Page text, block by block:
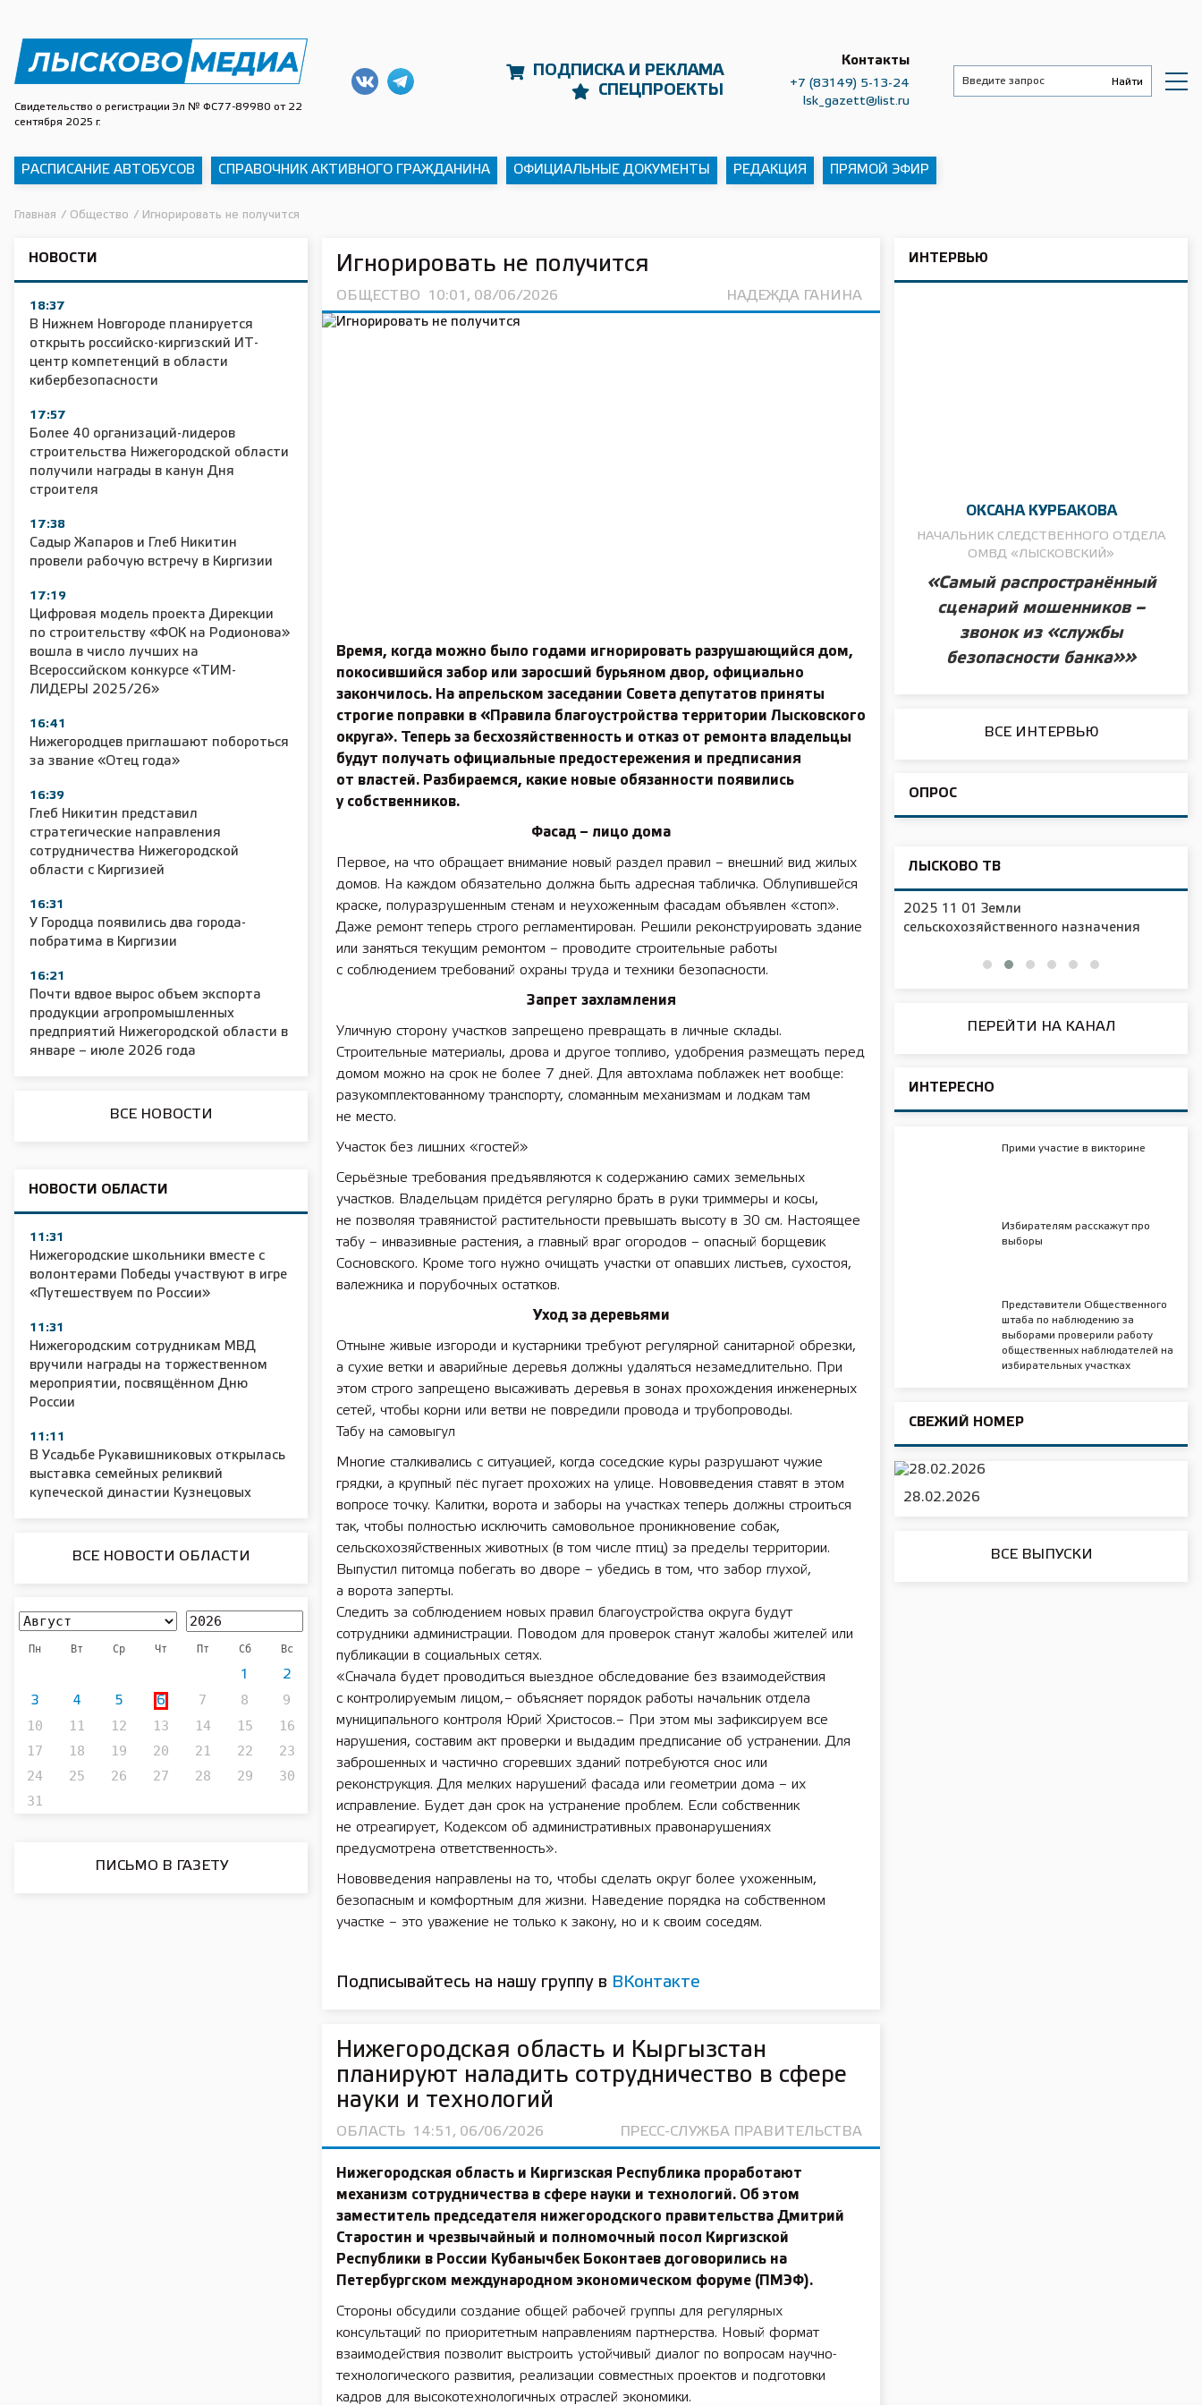
Свидетельство о регистрации Эл № ФС77-89980 от 22
сентября 2025 г.
ПОДПИСКА И РЕКЛАМА
СПЕЦПРОЕКТЫ
Контакты
+7 (83149) 5-13-24
lsk_gazett@list.ru
РАСПИСАНИЕ АВТОБУСОВ СПРАВОЧНИК АКТИВНОГО ГРАЖДАНИНА ОФИЦИАЛЬНЫЕ ДОКУМЕНТЫ РЕДАКЦИЯ ПРЯМОЙ ЭФИР
Главная / Общество / Игнорировать не получится
НОВОСТИ
18:37
В Нижнем Новгороде планируется
открыть российско-киргизский ИТ-
центр компетенций в области
кибербезопасности
17:57
Более 40 организаций-лидеров
строительства Нижегородской области
получили награды в канун Дня
строителя
17:38
Садыр Жапаров и Глеб Никитин
провели рабочую встречу в Киргизии
17:19
Цифровая модель проекта Дирекции
по строительству «ФОК на Родионова»
вошла в число лучших на
Всероссийском конкурсе «ТИМ-
ЛИДЕРЫ 2025/26»
16:41
Нижегородцев приглашают побороться
за звание «Отец года»
16:39
Глеб Никитин представил
стратегические направления
сотрудничества Нижегородской
области с Киргизией
16:31
У Городца появились два города-
побратима в Киргизии
16:21
Почти вдвое вырос объем экспорта
продукции агропромышленных
предприятий Нижегородской области в
январе – июле 2026 года
ВСЕ НОВОСТИ
НОВОСТИ ОБЛАСТИ
11:31
Нижегородские школьники вместе с
волонтерами Победы участвуют в игре
«Путешествуем по России»
11:31
Нижегородским сотрудникам МВД
вручили награды на торжественном
мероприятии, посвящённом Дню
России
11:11
В Усадьбе Рукавишниковых открылась
выставка семейных реликвий
купеческой династии Кузнецовых
ВСЕ НОВОСТИ ОБЛАСТИ
Пн Вт Ср Чт Пт Сб Вс
1 2
3 4 5 6 7 8
9
10
11 12 13 14 15
16
17
18 19 20 21 22
23
24
25 26 27 28 29
30
31
ПИСЬМО В ГАЗЕТУ
Игнорировать не получится
ОБЩЕСТВО 10:01, 08/06/2026 НАДЕЖДА ГАНИНА
Время, когда можно было годами игнорировать разрушающийся дом,
покосившийся забор или заросший бурьяном двор, официально
закончилось. На апрельском заседании Совета депутатов приняты
строгие поправки в «Правила благоустройства территории Лысковского
округа». Теперь за бесхозяйственность и отказ от ремонта владельцы
будут получать официальные предостережения и предписания
от властей. Разбираемся, какие новые обязанности появились
у собственников.
Фасад – лицо дома
Первое, на что обращает внимание новый раздел правил – внешний вид жилых
домов. На каждом обязательно должна быть адресная табличка. Облупившейся
краске, полуразрушенным стенам и неухоженным фасадам объявлен «стоп».
Даже ремонт теперь строго регламентирован. Решили реконструировать здание
или заняться текущим ремонтом – проводите строительные работы
с соблюдением требований охраны труда и техники безопасности.
Запрет захламления
Уличную сторону участков запрещено превращать в личные склады.
Строительные материалы, дрова и другое топливо, удобрения размещать перед
домом можно на срок не более 7 дней. Для автохлама поблажек нет вообще:
разукомплектованному транспорту, сломанным механизмам и лодкам там
не место.
Участок без лишних «гостей»
Серьёзные требования предъявляются к содержанию самих земельных
участков. Владельцам придётся регулярно брать в руки триммеры и косы,
не позволяя травянистой растительности превышать высоту в 30 см. Настоящее
табу – инвазивные растения, а главный враг огородов – опасный борщевик
Сосновского. Кроме того нужно очищать участки от опавших листьев, сухостоя,
валежника и порубочных остатков.
Уход за деревьями
Отныне живые изгороди и кустарники требуют регулярной санитарной обрезки,
а сухие ветки и аварийные деревья должны удаляться незамедлительно. При
этом строго запрещено высаживать деревья в зонах прохождения инженерных
сетей, чтобы корни или ветви не повредили провода и трубопроводы.
Табу на самовыгул
Многие сталкивались с ситуацией, когда соседские куры разрушают чужие
грядки, а крупный пёс пугает прохожих на улице. Нововведения ставят в этом
вопросе точку. Калитки, ворота и заборы на участках теперь должны строиться
так, чтобы полностью исключить самовольное проникновение собак,
сельскохозяйственных животных (в том числе птиц) за пределы территории.
Выпустил питомца побегать во дворе – убедись в том, что забор глухой,
а ворота заперты.
Следить за соблюдением новых правил благоустройства округа будут
сотрудники администрации. Поводом для проверок станут жалобы жителей или
публикации в социальных сетях.
«Сначала будет проводиться выездное обследование без взаимодействия
с контролируемым лицом, – объясняет порядок работы начальник отдела
муниципального контроля Юрий Христосов. – При этом мы зафиксируем все
нарушения, составим акт проверки и выдадим предписание об устранении. Для
заброшенных и частично сгоревших зданий потребуются снос или
реконструкция. Для мелких нарушений фасада или геометрии дома – их
исправление. Будет дан срок на устранение проблем. Если собственник
не отреагирует, Кодексом об административных правонарушениях
предусмотрена ответственность».
Нововведения направлены на то, чтобы сделать округ более ухоженным,
безопасным и комфортным для жизни. Наведение порядка на собственном
участке – это уважение не только к закону, но и к своим соседям.
Подписывайтесь на нашу группу в ВКонтакте
Нижегородская область и Кыргызстан
планируют наладить сотрудничество в сфере
науки и технологий
ОБЛАСТЬ 14:51, 06/06/2026 ПРЕСС-СЛУЖБА ПРАВИТЕЛЬСТВА
Нижегородская область и Киргизская Республика проработают
механизм сотрудничества в сфере науки и технологий. Об этом
заместитель председателя нижегородского правительства Дмитрий
Старостин и чрезвычайный и полномочный посол Киргизской
Республики в России Кубанычбек Боконтаев договорились на
Петербургском международном экономическом форуме (ПМЭФ).
Стороны обсудили создание общей рабочей группы для регулярных
консультаций по приоритетным направлениям партнерства. Новый формат
взаимодействия позволит выстроить устойчивый диалог по вопросам научно-
технологического развития, реализации совместных проектов и подготовки
кадров для высокотехнологичных отраслей экономики.
ИНТЕРВЬЮ
ОКСАНА КУРБАКОВА
НАЧАЛЬНИК СЛЕДСТВЕННОГО ОТДЕЛА
ОМВД «ЛЫСКОВСКИЙ»
«Самый распространённый
сценарий мошенников –
звонок из «службы
безопасности банка»»
ВСЕ ИНТЕРВЬЮ
ОПРОС
ЛЫСКОВО ТВ
11 01 Сельское хозяйство 2025 2025 11 01 55 лет СОШ №2
2025 11 01 Земли
сельскохозяйственного назначения
2025 11 01 Новая образовательная
площадка в д/с №16
ПЕРЕЙТИ НА КАНАЛ
ИНТЕРЕСНО
Прими участие в викторине
Избирателям расскажут про
выборы
Представители Общественного
штаба по наблюдению за
выборами проверили работу
общественных наблюдателей на
избирательных участках
СВЕЖИЙ НОМЕР
28.02.2026
ВСЕ ВЫПУСКИ